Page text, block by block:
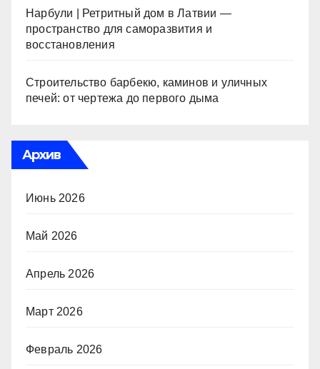
Нарбули | Ретритный дом в Латвии —
пространство для саморазвития и
восстановления
Строительство барбекю, каминов и уличных
печей: от чертежа до первого дыма
Архив
Июнь 2026
Май 2026
Апрель 2026
Март 2026
Февраль 2026